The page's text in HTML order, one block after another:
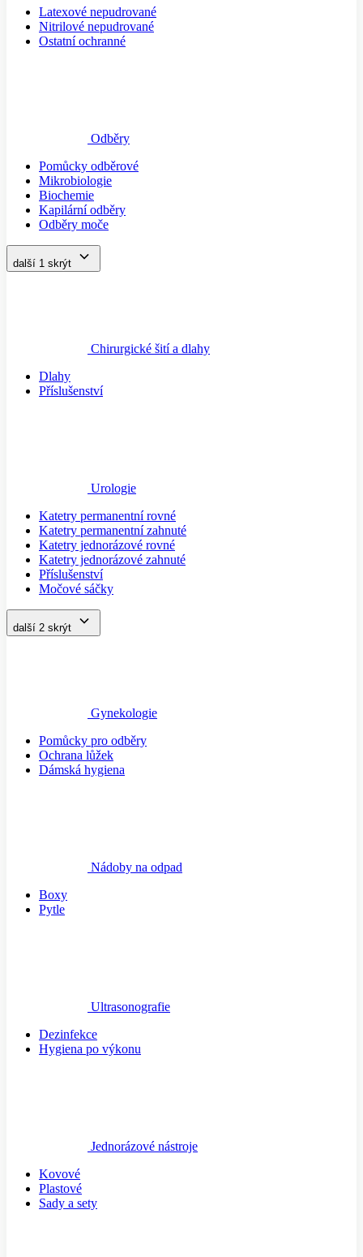
Latexové nepudrované
Nitrilové nepudrované
Ostatní ochranné
Odběry
Pomůcky odběrové
Mikrobiologie
Biochemie
Kapilární odběry
Odběry moče
další 1 skrýt
Chirurgické šití a dlahy
Dlahy
Příslušenství
Urologie
Katetry permanentní rovné
Katetry permanentní zahnuté
Katetry jednorázové rovné
Katetry jednorázové zahnuté
Příslušenství
Močové sáčky
další 2 skrýt
Gynekologie
Pomůcky pro odběry
Ochrana lůžek
Dámská hygiena
Nádoby na odpad
Boxy
Pytle
Ultrasonografie
Dezinfekce
Hygiena po výkonu
Jednorázové nástroje
Kovové
Plastové
Sady a sety